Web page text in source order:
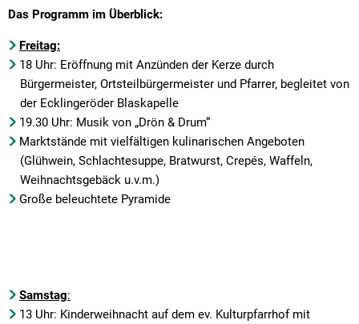
Das Programm im Überblick:
Freitag:
18 Uhr: Eröffnung mit Anzünden der Kerze durch
Bürgermeister, Ortsteilbürgermeister und Pfarrer, begleitet von
der Ecklingeröder Blaskapelle
19.30 Uhr: Musik von „Drön & Drum“
Marktstände mit vielfältigen kulinarischen Angeboten
(Glühwein, Schlachtesuppe, Bratwurst, Crepés, Waffeln,
Weihnachtsgebäck u.v.m.)
Große beleuchtete Pyramide
Samstag:
13 Uhr: Kinderweihnacht auf dem ev. Kulturpfarrhof mit